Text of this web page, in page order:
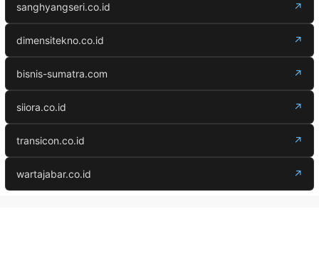
sanghyangseri.co.id ↗
dimensitekno.co.id ↗
bisnis-sumatra.com ↗
siiora.co.id ↗
transicon.co.id ↗
wartajabar.co.id ↗